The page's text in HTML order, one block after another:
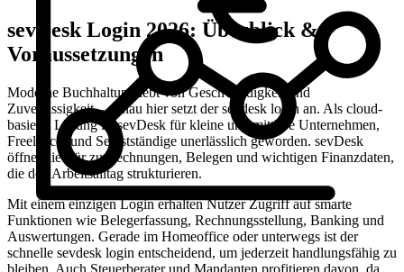
sevDesk Login 2026: Überblick &
Voraussetzungen
Moderne Buchhaltung lebt von Geschwindigkeit und
Zuverlässigkeit – genau hier setzt der sevdesk login an. Als cloud-
basierte Lösung ist sevDesk für kleine und mittlere Unternehmen,
Freelancer und Selbstständige unerlässlich geworden. sevDesk
öffnet die Tür zu Rechnungen, Belegen und wichtigen Finanzdaten,
die den Arbeitsalltag strukturieren.
Mit einem einzigen Login erhalten Nutzer Zugriff auf smarte
Funktionen wie Belegerfassung, Rechnungsstellung, Banking und
Auswertungen. Gerade im Homeoffice oder unterwegs ist der
schnelle sevdesk login entscheidend, um jederzeit handlungsfähig zu
bleiben. Auch Steuerberater und Mandanten profitieren davon, da